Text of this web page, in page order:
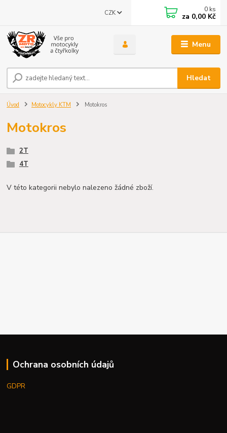
Menu
CZK
Hledat
0 ks
za 0,00 Kč
Úvod Motocykly KTM Motokros
Motokros
2T
4T
V této kategorii nebylo nalezeno žádné zboží.
Ochrana osobních údajů
GDPR